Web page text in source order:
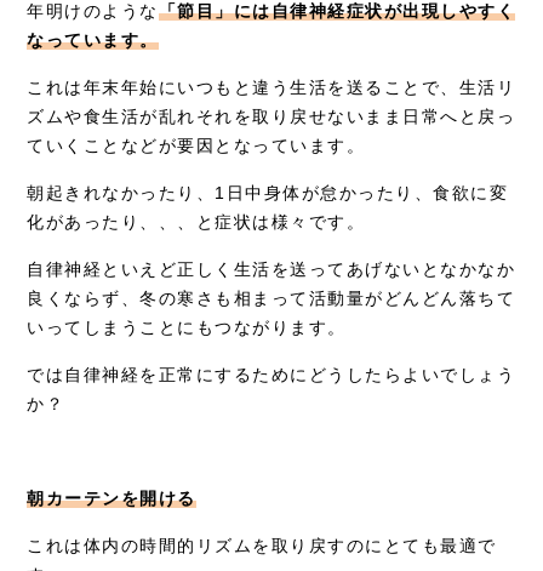
採用情報
年明けのような「節目」には自律神経症状が出現しやすく
なっています。
これは年末年始にいつもと違う生活を送ることで、生活リ
ズムや食生活が乱れそれを取り戻せないまま日常へと戻っ
ていくことなどが要因となっています。
朝起きれなかったり、1日中身体が怠かったり、食欲に変
化があったり、、、と症状は様々です。
自律神経といえど正しく生活を送ってあげないとなかなか
良くならず、冬の寒さも相まって活動量がどんどん落ちて
いってしまうことにもつながります。
では自律神経を正常にするためにどうしたらよいでしょう
か？
朝カーテンを開ける
これは体内の時間的リズムを取り戻すのにとても最適で